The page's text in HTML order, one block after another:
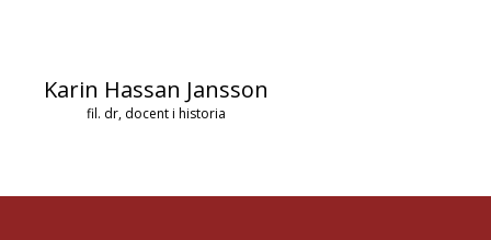
Karin Hassan Jansson
fil. dr, docent i historia